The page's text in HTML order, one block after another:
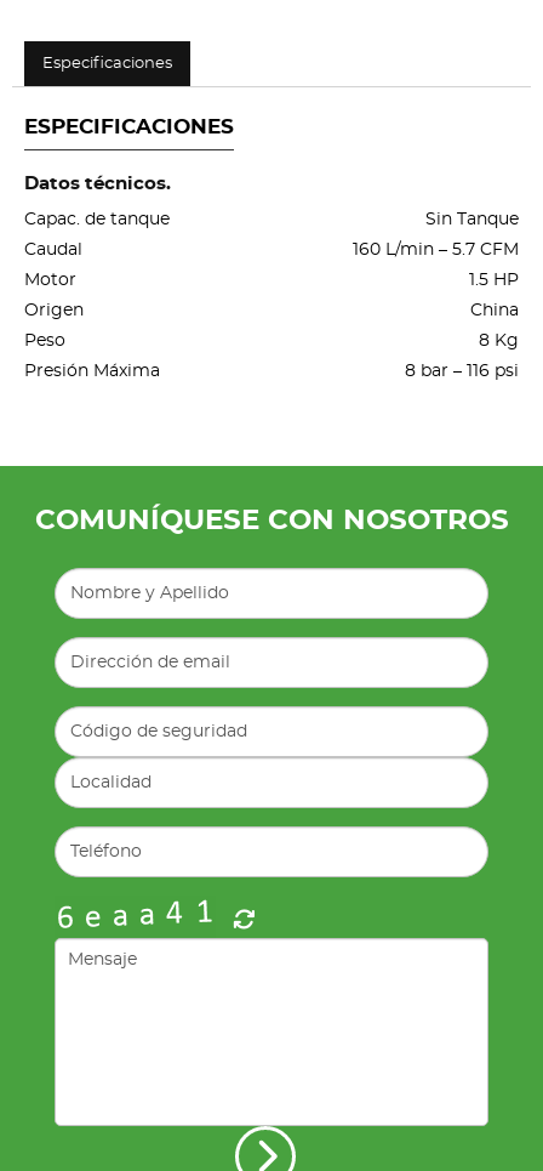
Especificaciones
ESPECIFICACIONES
Datos técnicos.
Capac. de tanque
Sin Tanque
Caudal
160 L/min – 5.7 CFM
Motor
1.5 HP
Origen
China
Peso
8 Kg
Presión Máxima
8 bar – 116 psi
COMUNÍQUESE CON NOSOTROS